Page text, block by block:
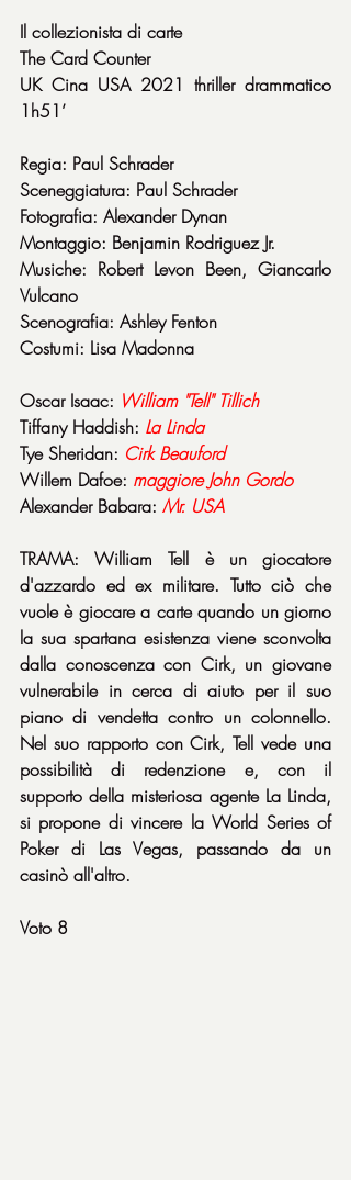
Il collezionista di carte
The Card Counter
UK Cina USA 2021 thriller drammatico
1h51’
Regia: Paul Schrader
Sceneggiatura: Paul Schrader
Fotografia: Alexander Dynan
Montaggio: Benjamin Rodriguez Jr.
Musiche: Robert Levon Been, Giancarlo
Vulcano
Scenografia: Ashley Fenton
Costumi: Lisa Madonna
Oscar Isaac: William "Tell" Tillich
Tiffany Haddish: La Linda
Tye Sheridan: Cirk Beauford
Willem Dafoe: maggiore John Gordo
Alexander Babara: Mr. USA
TRAMA: William Tell è un giocatore
d'azzardo ed ex militare. Tutto ciò che
vuole è giocare a carte quando un giorno
la sua spartana esistenza viene sconvolta
dalla conoscenza con Cirk, un giovane
vulnerabile in cerca di aiuto per il suo
piano di vendetta contro un colonnello.
Nel suo rapporto con Cirk, Tell vede una
possibilità di redenzione e, con il
supporto della misteriosa agente La Linda,
si propone di vincere la World Series of
Poker di Las Vegas, passando da un
casinò all'altro.
Voto 8